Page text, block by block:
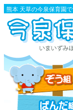
熊本 天草の今泉保育園